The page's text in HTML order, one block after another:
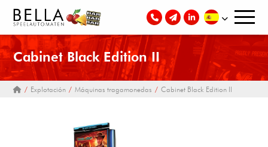
Cabinet Black Edition II
Explotación Máquinas tragamonedas Cabinet Black Edition II